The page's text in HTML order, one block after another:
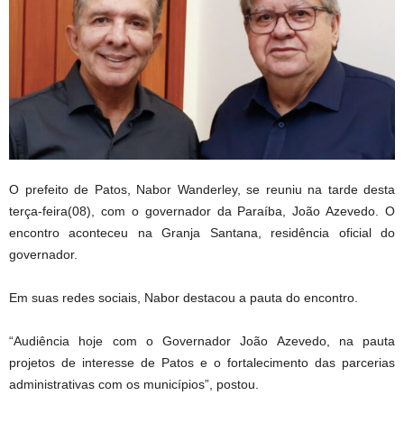
O prefeito de Patos, Nabor Wanderley, se reuniu na tarde desta
terça-feira(08), com o governador da Paraíba, João Azevedo. O
encontro aconteceu na Granja Santana, residência oficial do
governador.
Em suas redes sociais, Nabor destacou a pauta do encontro.
“Audiência hoje com o Governador João Azevedo, na pauta
projetos de interesse de Patos e o fortalecimento das parcerias
administrativas com os municípios”, postou.